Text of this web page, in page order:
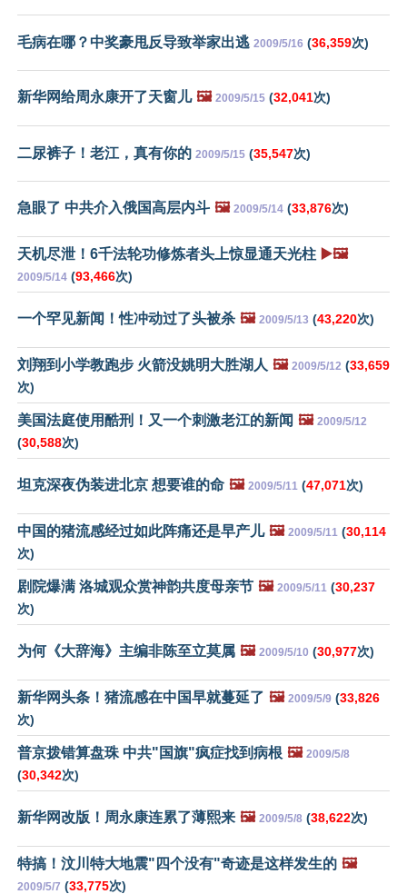
毛病在哪？中奖豪甩反导致举家出逃 2009/5/16 (36,359次)
新华网给周永康开了天窗儿 🖼️ 2009/5/15 (32,041次)
二尿裤子！老江，真有你的 2009/5/15 (35,547次)
急眼了 中共介入俄国高层内斗 🖼️ 2009/5/14 (33,876次)
天机尽泄！6千法轮功修炼者头上惊显通天光柱 ▶️🖼️
2009/5/14 (93,466次)
一个罕见新闻！性冲动过了头被杀 🖼️ 2009/5/13 (43,220次)
刘翔到小学教跑步 火箭没姚明大胜湖人 🖼️ 2009/5/12 (33,659
次)
美国法庭使用酷刑！又一个刺激老江的新闻 🖼️ 2009/5/12
(30,588次)
坦克深夜伪装进北京 想要谁的命 🖼️ 2009/5/11 (47,071次)
中国的猪流感经过如此阵痛还是早产儿 🖼️ 2009/5/11 (30,114
次)
剧院爆满 洛城观众赏神韵共度母亲节 🖼️ 2009/5/11 (30,237
次)
为何《大辞海》主编非陈至立莫属 🖼️ 2009/5/10 (30,977次)
新华网头条！猪流感在中国早就蔓延了 🖼️ 2009/5/9 (33,826
次)
普京拨错算盘珠 中共"国旗"疯症找到病根 🖼️ 2009/5/8
(30,342次)
新华网改版！周永康连累了薄熙来 🖼️ 2009/5/8 (38,622次)
特搞！汶川特大地震"四个没有"奇迹是这样发生的 🖼️
2009/5/7 (33,775次)